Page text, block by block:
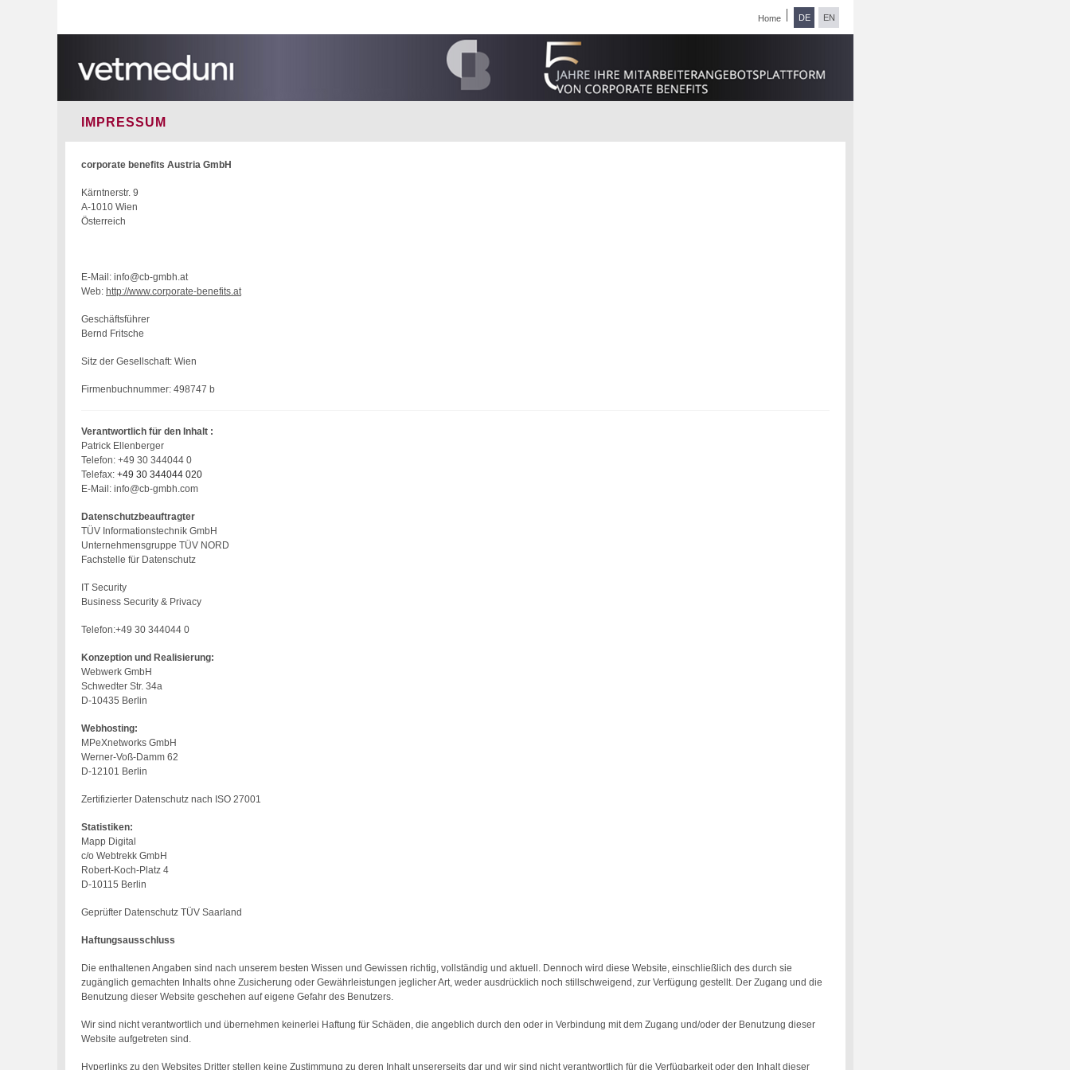
Home DE EN
IMPRESSUM
corporate benefits Austria GmbH
Kärntnerstr. 9
A-1010 Wien
Österreich
E-Mail: info@cb-gmbh.at
Web: http://www.corporate-benefits.at
Geschäftsführer
Bernd Fritsche
Sitz der Gesellschaft: Wien
Firmenbuchnummer: 498747 b
Verantwortlich für den Inhalt :
Patrick Ellenberger
Telefon: +49 30 344044 0
Telefax: +49 30 344044 020
E-Mail: info@cb-gmbh.com
Datenschutzbeauftragter
TÜV Informationstechnik GmbH
Unternehmensgruppe TÜV NORD
Fachstelle für Datenschutz
IT Security
Business Security & Privacy
Telefon:+49 30 344044 0
Konzeption und Realisierung:
Webwerk GmbH
Schwedter Str. 34a
D-10435 Berlin
Webhosting:
MPeXnetworks GmbH
Werner-Voß-Damm 62
D-12101 Berlin
Zertifizierter Datenschutz nach ISO 27001
Statistiken:
Mapp Digital
c/o Webtrekk GmbH
Robert-Koch-Platz 4
D-10115 Berlin
Geprüfter Datenschutz TÜV Saarland
Haftungsausschluss
Die enthaltenen Angaben sind nach unserem besten Wissen und Gewissen richtig, vollständig und aktuell. Dennoch wird diese Website, einschließlich des durch sie
zugänglich gemachten Inhalts ohne Zusicherung oder Gewährleistungen jeglicher Art, weder ausdrücklich noch stillschweigend, zur Verfügung gestellt. Der Zugang und die
Benutzung dieser Website geschehen auf eigene Gefahr des Benutzers.
Wir sind nicht verantwortlich und übernehmen keinerlei Haftung für Schäden, die angeblich durch den oder in Verbindung mit dem Zugang und/oder der Benutzung dieser
Website aufgetreten sind.
Hyperlinks zu den Websites Dritter stellen keine Zustimmung zu deren Inhalt unsererseits dar und wir sind nicht verantwortlich für die Verfügbarkeit oder den Inhalt dieser